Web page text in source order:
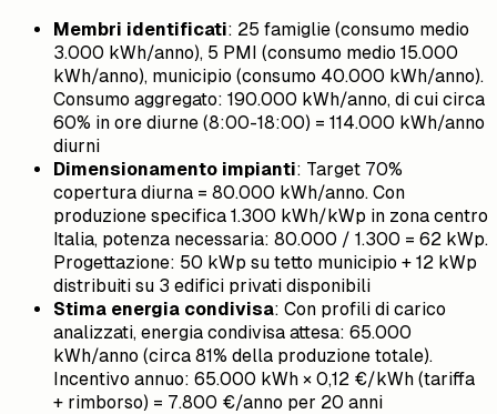
Membri identificati: 25 famiglie (consumo medio
3.000 kWh/anno), 5 PMI (consumo medio 15.000
kWh/anno), municipio (consumo 40.000 kWh/anno).
Consumo aggregato: 190.000 kWh/anno, di cui circa
60% in ore diurne (8:00-18:00) = 114.000 kWh/anno
diurni
Dimensionamento impianti: Target 70%
copertura diurna = 80.000 kWh/anno. Con
produzione specifica 1.300 kWh/kWp in zona centro
Italia, potenza necessaria: 80.000 / 1.300 = 62 kWp.
Progettazione: 50 kWp su tetto municipio + 12 kWp
distribuiti su 3 edifici privati disponibili
Stima energia condivisa: Con profili di carico
analizzati, energia condivisa attesa: 65.000
kWh/anno (circa 81% della produzione totale).
Incentivo annuo: 65.000 kWh × 0,12 €/kWh (tariffa
+ rimborso) = 7.800 €/anno per 20 anni